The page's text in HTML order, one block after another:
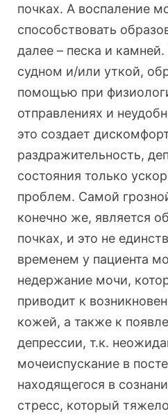
почках. А воспаление
способствовать
далее – песка и
судном и/или уткой,
помощью при
отправлениях и
это создает
раздражительность,
состояния только
проблем. Самой
конечно же, является
почках, и это не
временем у пациента
недержание мочи,
приводит к
кожей, а также к
депрессии, т.к.
мочеиспускание в
находящегося в
стресс, который